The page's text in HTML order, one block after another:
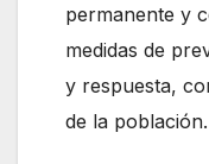
permanente y
medidas de
y respuesta,
de la población.